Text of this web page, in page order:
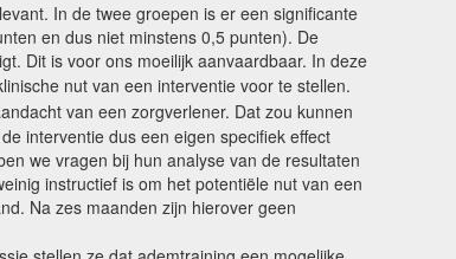
In de twee groepen is er een significante
en dus niet minstens 0,5 punten). De
Dit is voor ons moeilijk aanvaardbaar. In deze
nut van een interventie voor te stellen.
van een zorgverlener. Dat zou kunnen
interventie dus een eigen specifiek effect
we vragen bij hun analyse van de resultaten
instructief is om het potentiële nut van een
Na zes maanden zijn hierover geen